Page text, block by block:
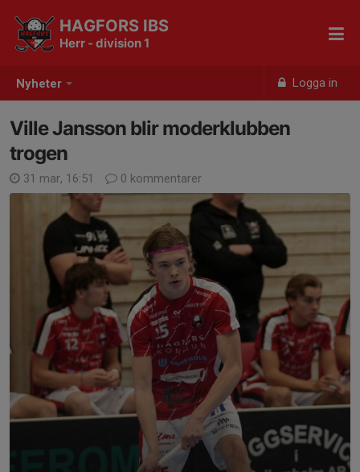
Nyheter Logga in
HAGFORS IBS
Herr - division 1
Ville Jansson blir moderklubben
trogen
31 mar, 16:51 0 kommentarer